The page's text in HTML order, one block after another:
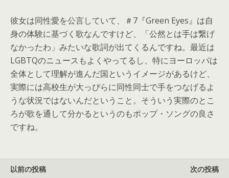
彼女は同性愛を公言していて、＃7『Green Eyes』は自
身の体験に基づく歌なんですけど、「公然とは手は繋げ
なかったわ」みたいな歌詞が出てくるんですね。 最近は
LGBTQのニュースもよくやってるし、 特にヨーロッパは
全体として理解が進んだ国というイメージがあるけど、
実際には高校生が大っぴらに同性同士で手をつなげるよ
うな状況ではないんだということ。 そういう実際のとこ
ろが歌を通して分かるというのもポップ・ ソングの良さ
ですね。
以前の投稿
次の投稿